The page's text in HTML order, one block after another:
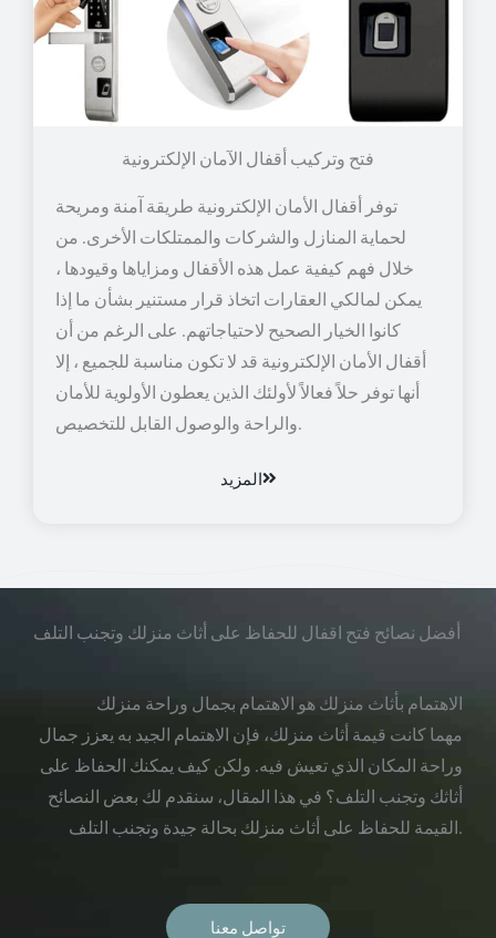
توفر أقفال الأمان الإلكترونية طريقة آمنة ومريحة
لحماية المنازل والشركات والممتلكات الأخرى. من
خلال فهم كيفية عمل هذه الأقفال ومزاياها وقيودها ،
يمكن لمالكي العقارات اتخاذ قرار مستنير بشأن ما إذا
كانوا الخيار الصحيح لاحتياجاتهم. على الرغم من أن
أقفال الأمان الإلكترونية قد لا تكون مناسبة للجميع ، إلا
أنها توفر حلاً فعالاً لأولئك الذين يعطون الأولوية للأمان
والراحة والوصول القابل للتخصيص.
المزيد
أفضل نصائح فتح اقفال للحفاظ على أثاث منزلك وتجنب التلف
الاهتمام بأثاث منزلك هو الاهتمام بجمال وراحة منزلك
مهما كانت قيمة أثاث منزلك، فإن الاهتمام الجيد به يعزز جمال
وراحة المكان الذي تعيش فيه. ولكن كيف يمكنك الحفاظ على
أثاثك وتجنب التلف؟ في هذا المقال، سنقدم لك بعض النصائح
القيمة للحفاظ على أثاث منزلك بحالة جيدة وتجنب التلف.
تواصل معنا